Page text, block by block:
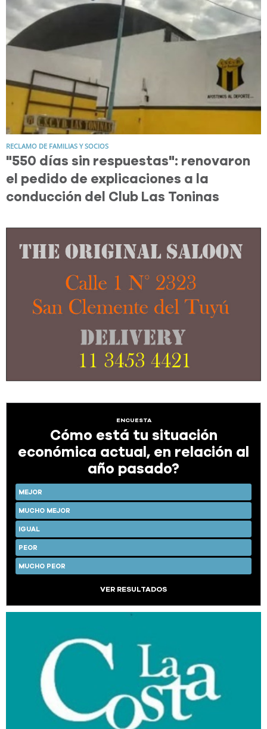
RECLAMO DE FAMILIAS Y SOCIOS
"550 días sin respuestas": renovaron
el pedido de explicaciones a la
conducción del Club Las Toninas
ENCUESTA
Cómo está tu situación
económica actual, en relación al
año pasado?
MEJOR
MUCHO MEJOR
IGUAL
PEOR
MUCHO PEOR
VER RESULTADOS